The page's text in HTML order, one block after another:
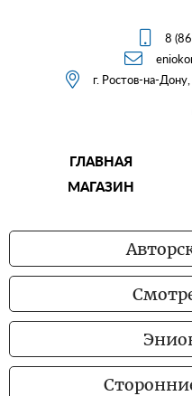
 8

 г. Ростов-на-
ГЛАВНАЯ
МАГАЗИН